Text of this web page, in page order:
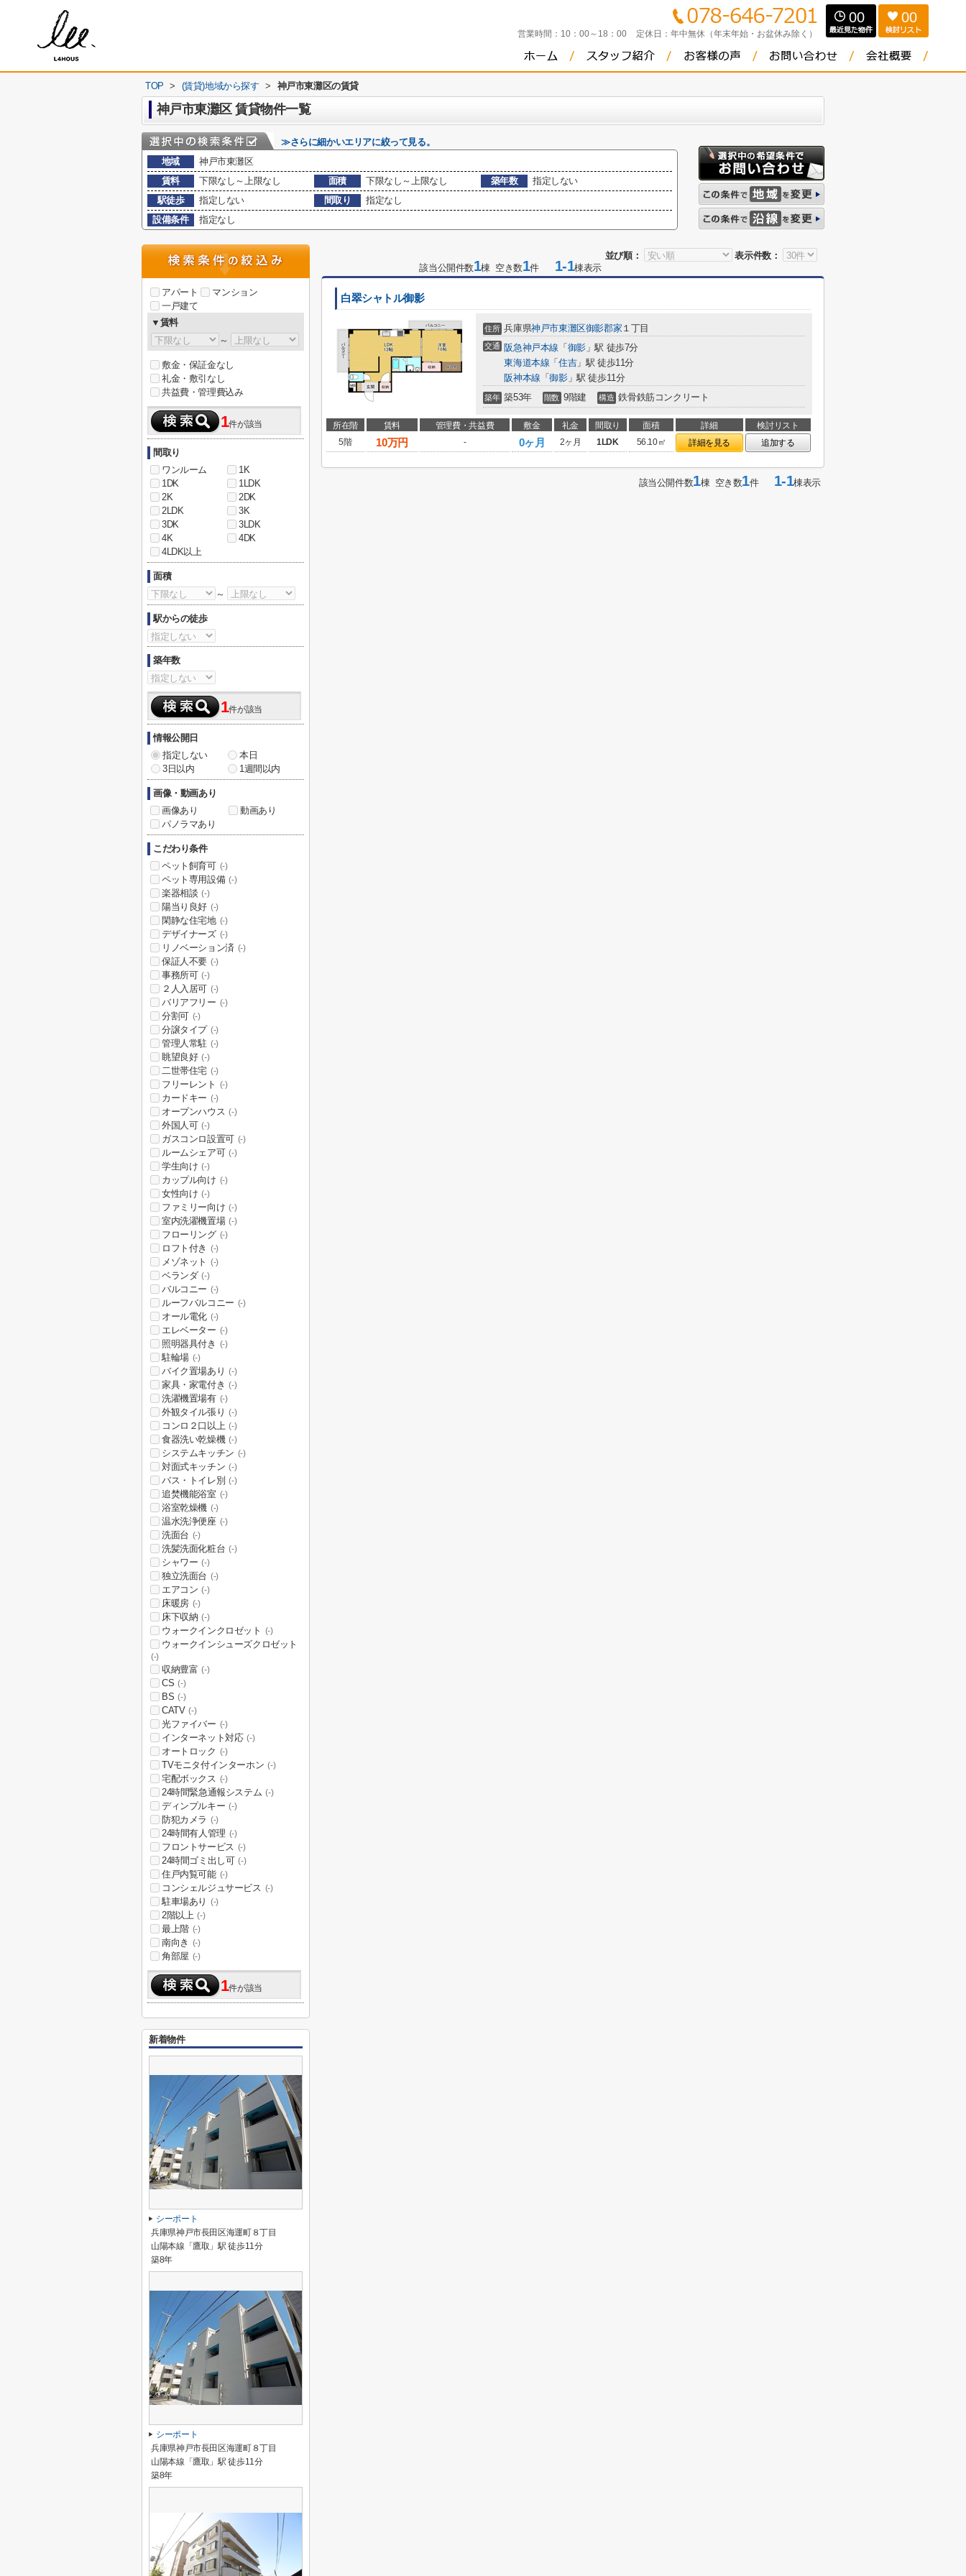
営業時間： 10：00～18：00 定休日： 年中無休（年末年始・お盆休み除く）
00 00
TOP > (賃貸)地域から探す > 神戸市東灘区の賃貸
神戸市東灘区 賃貸物件一覧
≫さらに細かいエリアに絞って見る。
地域
神戸市東灘区
賃料
下限なし～上限なし 面積 下限なし～上限なし 築年数
指定しない
駅徒歩
指定しない 間取り
指定なし
設備条件
指定なし
並び順：
表示件数：
該当公開件数1棟 空き数1件 1-1棟表示
白翠シャトル御影
住所 兵庫県神戸市東灘区御影郡家 １丁目
交通 阪急神戸本線 「 御影」駅 徒歩7分
東海道本線 「 住吉」駅 徒歩11分
阪神本線 「御影」駅 徒歩11分
築年 築53年 階数 9階建 構造 鉄骨鉄筋コンクリート
所在階 賃料 管理費・共益費 敷金 礼金 間取り 面積 詳細
検討リスト
5階
10万円 - 0ヶ月 2ヶ月 1LDK 56.10㎡ 詳細を見る 追加する
該当公開件数1棟 空き数1件1-1棟表示
アパート
マンション
一戸建て
▼賃料
～
敷金・保証金なし
礼金・敷引なし
共益費・管理費込み
1件が該当
間取り
ワンルーム
1K
1DK
1LDK
2K
2DK
2LDK
3K
3DK
3LDK
4K
4DK
4LDK以上
面積
～
駅からの徒歩
築年数
1件が該当
情報公開日
指定しない
本日
3日以内
1週間以内
画像・動画あり
画像あり
動画あり
パノラマあり
こだわり条件
ペット飼育可 (-)
ペット専用設備 (-)
楽器相談 (-)
陽当り良好 (-)
閑静な住宅地 (-)
デザイナーズ (-)
リノベーション済 (-)
保証人不要 (-)
事務所可 (-)
２人入居可 (-)
バリアフリー (-)
分割可 (-)
分譲タイプ (-)
管理人常駐 (-)
眺望良好 (-)
二世帯住宅 (-)
フリーレント (-)
カードキー (-)
オープンハウス (-)
外国人可 (-)
ガスコンロ設置可 (-)
ルームシェア可 (-)
学生向け (-)
カップル向け (-)
女性向け (-)
ファミリー向け (-)
室内洗濯機置場 (-)
フローリング (-)
ロフト付き (-)
メゾネット (-)
ベランダ (-)
バルコニー (-)
ルーフバルコニー (-)
オール電化 (-)
エレベーター (-)
照明器具付き (-)
駐輪場 (-)
バイク置場あり (-)
家具・家電付き (-)
洗濯機置場有 (-)
外観タイル張り (-)
コンロ２口以上 (-)
食器洗い乾燥機 (-)
システムキッチン (-)
対面式キッチン (-)
バス・トイレ別 (-)
追焚機能浴室 (-)
浴室乾燥機 (-)
温水洗浄便座 (-)
洗面台 (-)
洗髪洗面化粧台 (-)
シャワー (-)
独立洗面台 (-)
エアコン (-)
床暖房 (-)
床下収納 (-)
ウォークインクロゼット (-)
ウォークインシューズクロゼット
(-)
収納豊富 (-)
CS (-)
BS (-)
CATV (-)
光ファイバー (-)
インターネット対応 (-)
オートロック (-)
TVモニタ付インターホン (-)
宅配ボックス (-)
24時間緊急通報システム (-)
ディンプルキー (-)
防犯カメラ (-)
24時間有人管理 (-)
フロントサービス (-)
24時間ゴミ出し可 (-)
住戸内覧可能 (-)
コンシェルジュサービス (-)
駐車場あり (-)
2階以上 (-)
最上階 (-)
南向き (-)
角部屋 (-)
1件が該当
新着物件
シーポート
兵庫県神戸市長田区海運町８丁目
山陽本線「鷹取」駅 徒歩11分
築8年
シーポート
兵庫県神戸市長田区海運町８丁目
山陽本線「鷹取」駅 徒歩11分
築8年